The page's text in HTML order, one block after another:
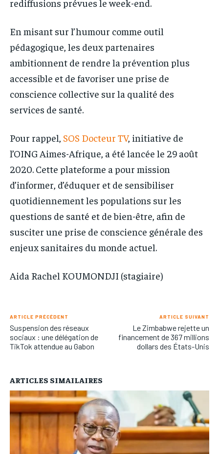
rediffusions prévues le week-end.
En misant sur l’humour comme outil
pédagogique, les deux partenaires
ambitionnent de rendre la prévention plus
accessible et de favoriser une prise de
conscience collective sur la qualité des
services de santé.
Pour rappel, SOS Docteur TV, initiative de
l’OING Aimes-Afrique, a été lancée le 29 août
2020. Cette plateforme a pour mission
d’informer, d’éduquer et de sensibiliser
quotidiennement les populations sur les
questions de santé et de bien-être, afin de
susciter une prise de conscience générale des
enjeux sanitaires du monde actuel.
Aida Rachel KOUMONDJI (stagiaire)
ARTICLE PRÉCÉDENT
Suspension des réseaux
sociaux : une délégation de
TikTok attendue au Gabon
ARTICLE SUIVANT
Le Zimbabwe rejette un
financement de 367 millions
dollars des États-Unis
ARTICLES SIMAILAIRES